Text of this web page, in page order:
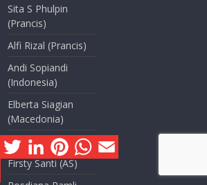
Sita S Phulpin
(Prancis)
Alfi Rizal (Prancis)
Andi Sopiandi
(Indonesia)
Elberta Siagian
(Macedonia)
Dian Akbas (Turki)
Firsty Santi (AS)
F
a
c
T
w
i
t
L
n
P
n
t
W
h
a